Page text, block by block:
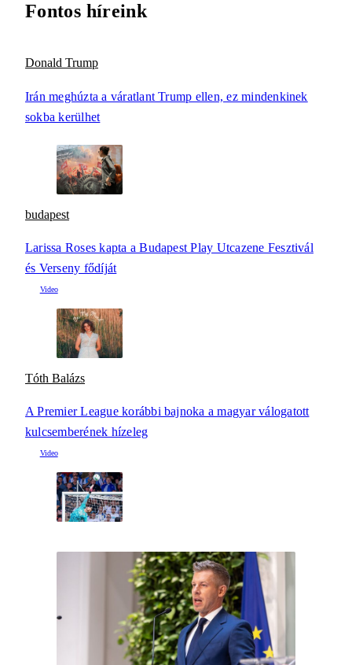
Fontos híreink
Donald Trump
Irán meghúzta a váratlant Trump ellen, ez mindenkinek
sokba kerülhet
budapest
Larissa Roses kapta a Budapest Play Utcazene Fesztivál
és Verseny fődíját
Tóth Balázs
A Premier League korábbi bajnoka a magyar válogatott
kulcsemberének hízeleg